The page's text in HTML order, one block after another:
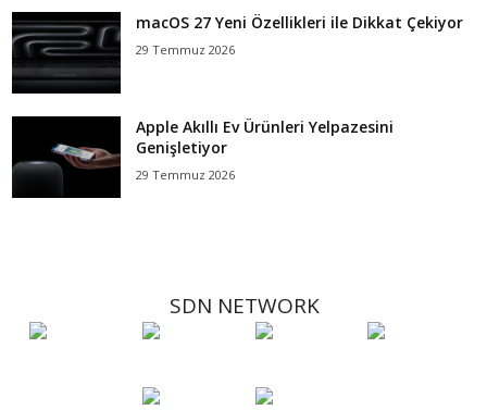
macOS 27 Yeni Özellikleri ile Dikkat Çekiyor
29 Temmuz 2026
Apple Akıllı Ev Ürünleri Yelpazesini
Genişletiyor
29 Temmuz 2026
SDN NETWORK